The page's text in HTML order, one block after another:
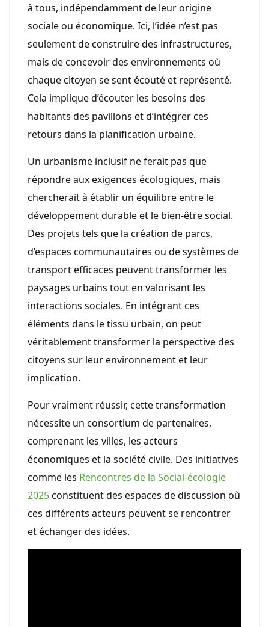
à tous, indépendamment de leur origine
sociale ou économique. Ici, l’idée n’est pas
seulement de construire des infrastructures,
mais de concevoir des environnements où
chaque citoyen se sent écouté et représenté.
Cela implique d’écouter les besoins des
habitants des pavillons et d’intégrer ces
retours dans la planification urbaine.
Un urbanisme inclusif ne ferait pas que
répondre aux exigences écologiques, mais
chercherait à établir un équilibre entre le
développement durable et le bien-être social.
Des projets tels que la création de parcs,
d’espaces communautaires ou de systèmes de
transport efficaces peuvent transformer les
paysages urbains tout en valorisant les
interactions sociales. En intégrant ces
éléments dans le tissu urbain, on peut
véritablement transformer la perspective des
citoyens sur leur environnement et leur
implication.
Pour vraiment réussir, cette transformation
nécessite un consortium de partenaires,
comprenant les villes, les acteurs
économiques et la société civile. Des initiatives
comme les Rencontres de la Social-écologie
2025constituent des espaces de discussion où
ces différents acteurs peuvent se rencontrer
et échanger des idées.